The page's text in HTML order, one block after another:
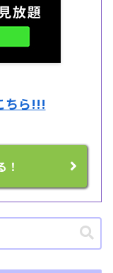
ちら!!!
！